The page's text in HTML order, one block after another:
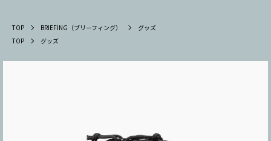
TOP BRIEFING（ブリーフィング）
グッズ
TOP
グッズ